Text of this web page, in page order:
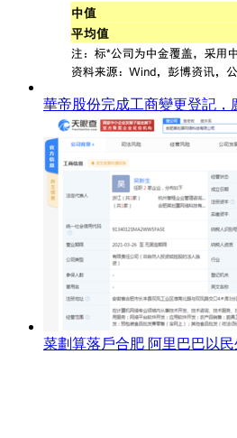
華帝股份完成工商變更登記，
菜劃算落戶合肥 阿里巴巴以